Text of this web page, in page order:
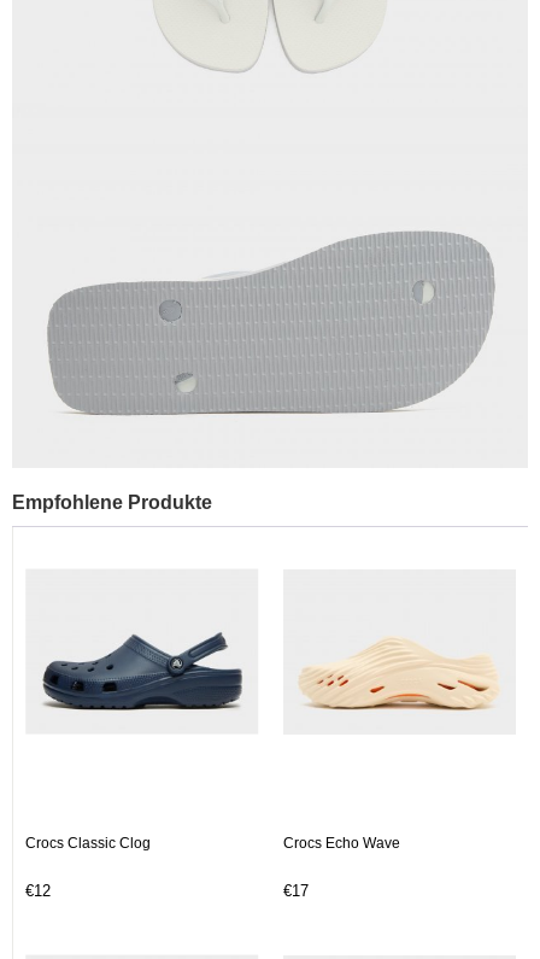
Empfohlene Produkte
Crocs Classic Clog
€12
Crocs Echo Wave
€17